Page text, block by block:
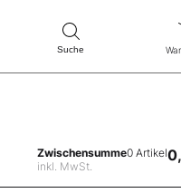
Suche
Zwischensumme
inkl. MwSt.
0 Artikel